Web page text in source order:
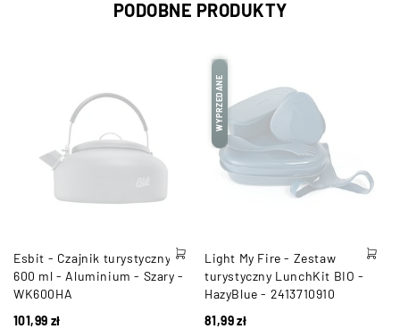
PODOBNE PRODUKTY
Esbit - Czajnik turystyczny -
600 ml - Aluminium - Szary -
WK600HA
101,99 zł
WYPRZEDANE
Light My Fire - Zestaw
turystyczny LunchKit BIO -
HazyBlue - 2413710910
81,99zł